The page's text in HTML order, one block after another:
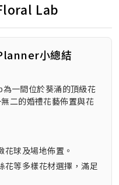
Lab
小總結
一間位於葵涌的頂級花
二的婚禮花藝佈置與花
球及場地佈置。
花等多樣花材選擇，滿足